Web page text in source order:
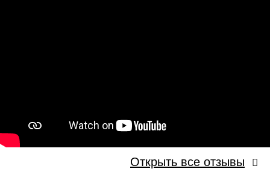
Открыть все отзывы